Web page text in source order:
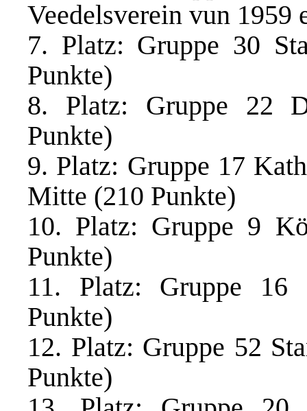
Veedelsverein vun 1959
7. Platz: Gruppe 30
Punkte)
8. Platz: Gruppe 22
Punkte)
9. Platz: Gruppe 17
Mitte (210 Punkte)
10. Platz: Gruppe 9
Punkte)
11. Platz: Gruppe
Punkte)
12. Platz: Gruppe 52
Punkte)